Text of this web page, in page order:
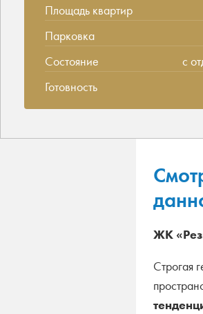
Площадь квартир
Парковка
Состояние
с
Готовность
ЖК
Строгая